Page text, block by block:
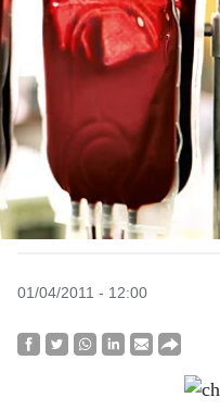
01/04/2011 - 12:00